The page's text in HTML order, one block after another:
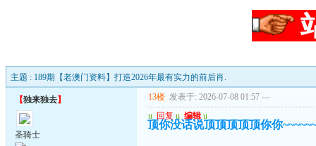
主题 : 189期【老澳门资料】打造2026年最有实力的前后肖.
【独来独去】
圣骑士
13楼 发表于: 2026-07-08 01:57 ---
u 回复 u 编辑 u
顶你没话说顶顶顶顶顶你你